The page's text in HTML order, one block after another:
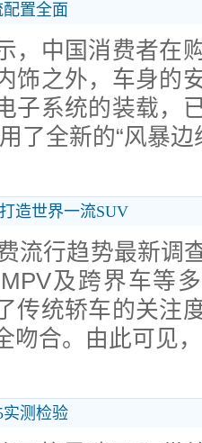
置全面
，中国消费者在
饰之外，车身的
子系统的装载，
了全新的“风暴边
造世界一流SUV
流行趋势最新调
及跨界车等
传统轿车的关注
吻合。由此可见
实测检验